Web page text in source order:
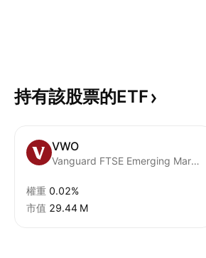
持有該股票的ETF
VWO
Vanguard FTSE Emerging Markets ETF
權重 0.02%
市值 ‪29.44 M‬